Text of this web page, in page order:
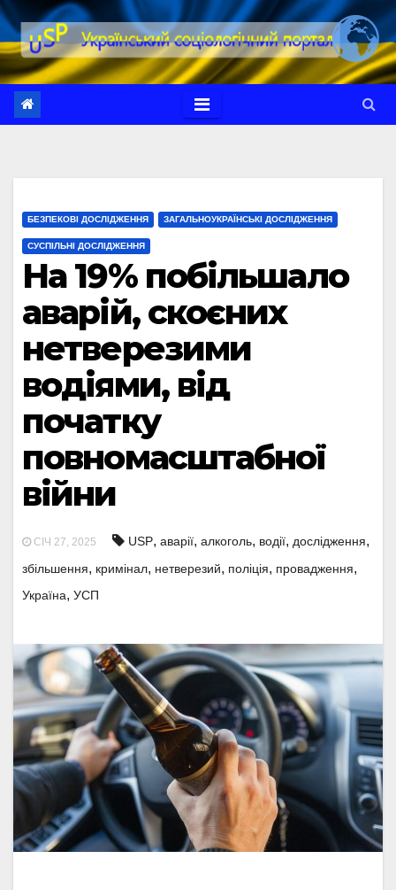
Перейти
до
вмісту
БЕЗПЕКОВІ ДОСЛІДЖЕННЯ ЗАГАЛЬНОУКРАЇНСЬКІ ДОСЛІДЖЕННЯ
СУСПІЛЬНІ ДОСЛІДЖЕННЯ
На 19% побільшало
аварій, скоєних
нетверезими
водіями, від
початку
повномасштабної
війни
СІЧ 27, 2025 USP, аварії, алкоголь, водії, дослідження,
збільшення, кримінал, нетверезий, поліція, провадження,
Україна, УСП